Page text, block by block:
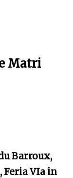
Matri
Barroux,
Feria VIa in